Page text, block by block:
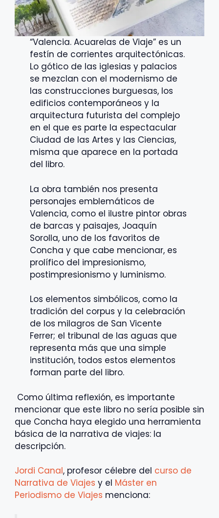
“Valencia. Acuarelas de Viaje” es un
festín de corrientes arquitectónicas.
Lo gótico de las iglesias y palacios
se mezclan con el modernismo de
las construcciones burguesas, los
edificios contemporáneos y la
arquitectura futurista del complejo
en el que es parte la espectacular
Ciudad de las Artes y las Ciencias,
misma que aparece en la portada
del libro.
La obra también nos presenta
personajes emblemáticos de
Valencia, como el ilustre pintor obras
de barcas y paisajes, Joaquín
Sorolla, uno de los favoritos de
Concha y que cabe mencionar, es
prolífico del impresionismo,
postimpresionismo y luminismo.
Los elementos simbólicos, como la
tradición del corpus y la celebración
de los milagros de San Vicente
Ferrer; el tribunal de las aguas que
representa más que una simple
institución, todos estos elementos
forman parte del libro.
Como última reflexión, es importante
mencionar que este libro no sería posible sin
que Concha haya elegido una herramienta
básica de la narrativa de viajes: la
descripción.
Jordi Canal, profesor célebre del curso de
Narrativa de Viajes y el Máster en
Periodismo de Viajes menciona: